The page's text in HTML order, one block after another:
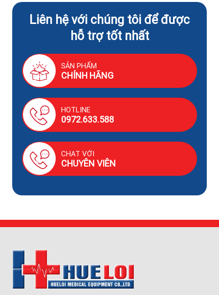
Liên hệ với chúng tôi để được
hỗ trợ tốt nhất
SẢN PHẨM
CHÍNH HÃNG
HOTLINE
0972.633.588
CHAT VỚI
CHUYÊN VIÊN